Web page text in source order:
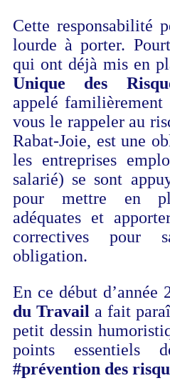
Cette responsabilité
lourde à porter.
qui ont déjà mis en
Unique des
appelé familièrement
vous le rappeler au
Rabat-Joie, est une
les entreprises
salarié) se sont
pour mettre en
adéquates et
correctives pour
obligation.
En ce début d’année
du Travail a fait
petit dessin
points
#prévention des